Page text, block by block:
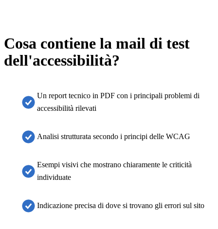
Cosa contiene la mail di test
dell'accessibilità?
Un report tecnico in PDF con i principali problemi di
accessibilità rilevati
Analisi strutturata secondo i principi delle WCAG
Esempi visivi che mostrano chiaramente le criticità
individuate
Indicazione precisa di dove si trovano gli errori sul sito